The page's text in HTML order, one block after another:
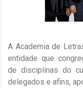
A Academia de
entidade que
de disciplinas do
delegados e afins,